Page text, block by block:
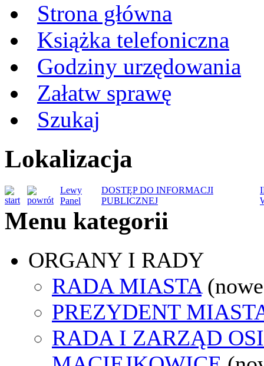
Strona główna
Książka telefoniczna
Godziny urzędowania
Załatw sprawę
Szukaj
Lokalizacja
Lewy
Panel
DOSTĘP DO INFORMACJI
PUBLICZNEJ
Menu kategorii
ORGANY I RADY
RADA MIASTA
PREZYDENT
RADA I ZARZĄD